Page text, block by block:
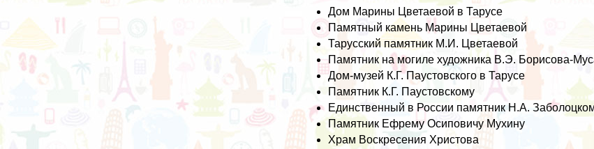
Дом Марины Цветаевой в Тарусе
Памятный камень Марины Цветаевой
Тарусский памятник М.И. Цветаевой
Памятник на могиле художника В.Э. Борисова-
Дом-музей К.Г. Паустовского в Тарусе
Памятник К.Г. Паустовскому
Единственный в России памятник Н.А.
Памятник Ефрему Осиповичу Мухину
Храм Воскресения Христова